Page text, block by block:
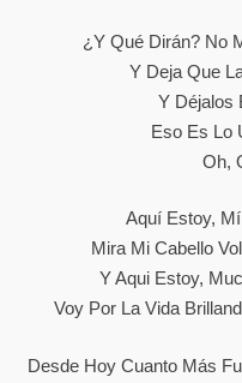
¿Y Qué Dirán? No
Y Deja Que
Y Déjalos
Eso Es Lo
Oh,
Aquí Estoy,
Mira Mi Cabello
Y Aqui Estoy,
Voy Por La Vida
Desde Hoy Cuanto Más